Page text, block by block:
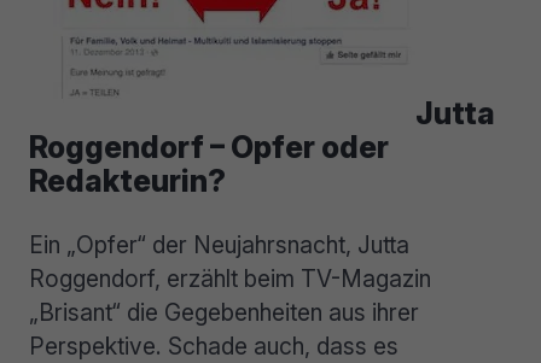
Jutta
Roggendorf – Opfer oder
Redakteurin?
Ein „Opfer“ der Neujahrsnacht, Jutta
Roggendorf, erzählt beim TV-Magazin
„Brisant“ die Gegebenheiten aus ihrer
Perspektive. Schade auch, dass es